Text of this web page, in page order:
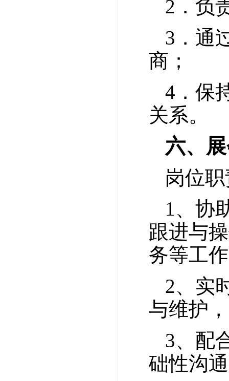
2．负
3．通
商；
4．保
关系。
六、
岗位
1、协
跟进与
务等工
2、实
与维护
3、配
础性沟